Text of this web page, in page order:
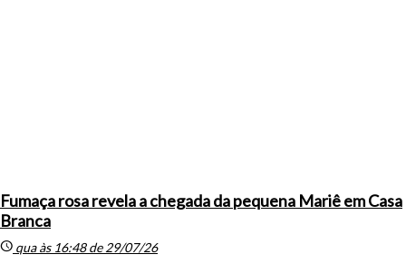
Fumaça rosa revela a chegada da pequena Mariê em Casa
Branca
schedule qua às 16:48 de 29/07/26